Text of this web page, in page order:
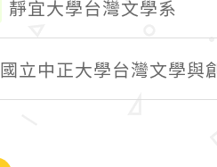
靜宜大學台灣文學系
國立中正大學台灣文學與